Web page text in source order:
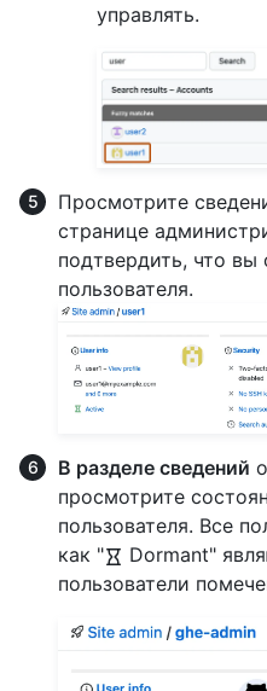
управлять.
Просмотрите
странице
подтвердить, что вы
пользователя.
В разделе сведений
просмотрите
пользователя. Все
как "
Dormant"
пользователи